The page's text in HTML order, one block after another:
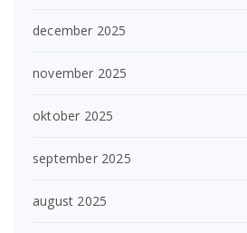
december 2025
november 2025
oktober 2025
september 2025
august 2025